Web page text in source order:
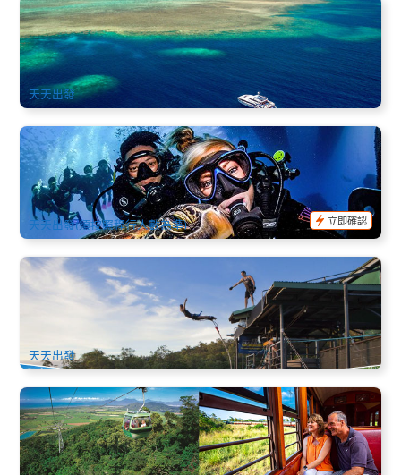
藍海追尋號(Aqua Quest) 凱恩斯大堡礁浮潛一日遊
2.2k 已預訂
AUD $ 262.00
CNS03110
天天出發
Open Water潛水牌課程4日套餐 (理論課*2天+出海一日遊*2
天) (英文課程可選)
974 已預訂
AUD $995.00 $1,045.00
CNS03530
天天出發(須按照程行人數為準)
立即確認
庫蘭達觀光火車+熱帶雨林纜車(Skyrail)+蹦極跳(高空彈跳)或
叢林鞦韆一日遊
2.4k 已預訂
CNS03240
天天出發
凱恩斯1日經典｜觀景火車＋空中纜車＋庫蘭達小鎮 + 鱷魚探
險公園 (英文)
127 已預訂
AUD $278.00 $285.00
CNS03520